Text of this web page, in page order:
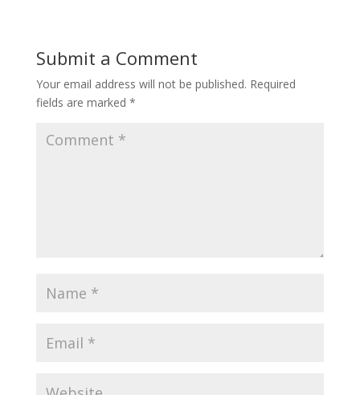
Submit a Comment
Your email address will not be published. Required
fields are marked *